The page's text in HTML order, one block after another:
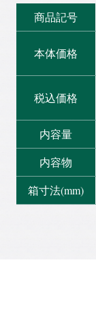
商品記号
本体価格
税込価格
内容量
内容物
箱寸法(mm)